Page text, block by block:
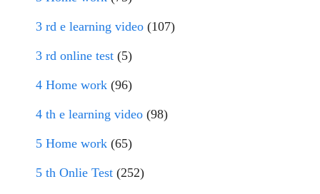
3 rd e learning video (107)
3 rd online test (5)
4 Home work (96)
4 th e learning video (98)
5 Home work (65)
5 th Onlie Test (252)